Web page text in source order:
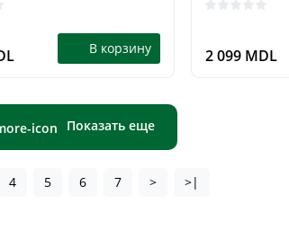
В корзину 2 099 MDL
Показать еще
4 5 6 7 > >|